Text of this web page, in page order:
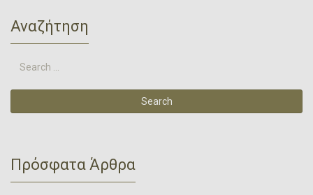
Αναζήτηση
Πρόσφατα Άρθρα